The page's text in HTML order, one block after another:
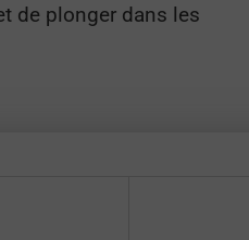
de plonger dans les